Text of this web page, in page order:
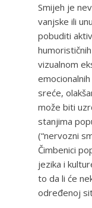
Smijeh je
vanjske ili
pobuditi
vizualnom
sreće,
može biti
stanjima
(“nervozni
Čimbenici
jezika i
to da li će
određenoj